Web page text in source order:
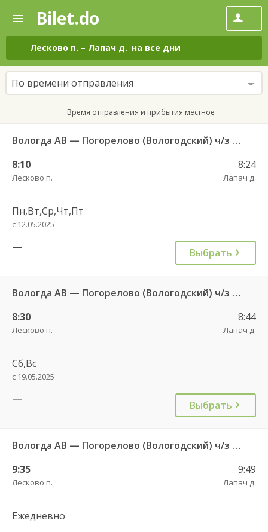
—
Поиск
и
покупка
билетов
на
автобус
онлайн
Bilet.do
Лесково п. – Лапач д. на все дни
По времени отправления
Время отправления и прибытия местное
Вологда АВ — Погорелово (Вологодский) ч/з Новый Источник 422
8:10
Лесково п.
8:24
Лапач д.
Пн,Вт,Ср,Чт,Пт
с 12.05.2025
— Выбрать
Вологда АВ — Погорелово (Вологодский) ч/з Новый Источник 422
8:30
Лесково п.
8:44
Лапач д.
Сб,Вс
с 19.05.2025
— Выбрать
Вологда АВ — Погорелово (Вологодский) ч/з Новый Источник 422
9:35
Лесково п.
9:49
Лапач д.
Ежедневно